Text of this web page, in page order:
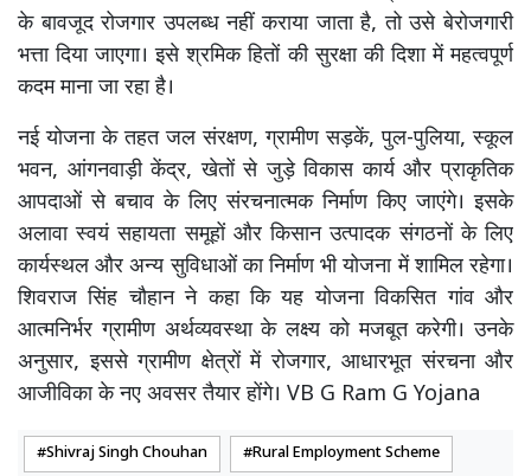
के बावजूद रोजगार उपलब्ध नहीं कराया जाता है, तो उसे बेरोजगारी
भत्ता दिया जाएगा। इसे श्रमिक हितों की सुरक्षा की दिशा में महत्वपूर्ण
कदम माना जा रहा है।
नई योजना के तहत जल संरक्षण, ग्रामीण सड़कें, पुल-पुलिया, स्कूल
भवन, आंगनवाड़ी केंद्र, खेतों से जुड़े विकास कार्य और प्राकृतिक
आपदाओं से बचाव के लिए संरचनात्मक निर्माण किए जाएंगे। इसके
अलावा स्वयं सहायता समूहों और किसान उत्पादक संगठनों के लिए
कार्यस्थल और अन्य सुविधाओं का निर्माण भी योजना में शामिल रहेगा।
शिवराज सिंह चौहान ने कहा कि यह योजना विकसित गांव और
आत्मनिर्भर ग्रामीण अर्थव्यवस्था के लक्ष्य को मजबूत करेगी। उनके
अनुसार, इससे ग्रामीण क्षेत्रों में रोजगार, आधारभूत संरचना और
आजीविका के नए अवसर तैयार होंगे। VB G Ram G Yojana
Shivraj Singh Chouhan Rural Employment Scheme